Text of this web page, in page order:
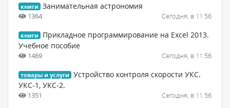
книги Занимательная астрономия
1364 Сегодня, в 11:56
книги
Прикладное программирование на Excel 2013.
Учебное пособие
1469 Сегодня, в 11:56
товары и услуги
Устройство контроля скорости УКС.
УКС-1, УКС-2.
1351 Сегодня, в 11:56